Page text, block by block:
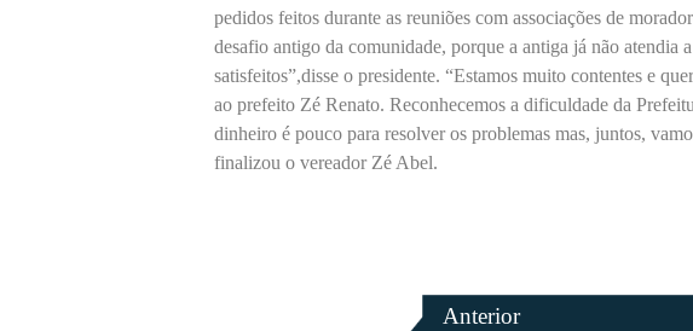
pedidos feitos durante as reuniões com associações de
desafio antigo da comunidade, porque a antiga já não atendia
satisfeitos”,disse o presidente. “Estamos muito contentes e
ao prefeito Zé Renato. Reconhecemos a dificuldade da
dinheiro é pouco para resolver os problemas mas, juntos,
finalizou o vereador Zé Abel.
Anterior